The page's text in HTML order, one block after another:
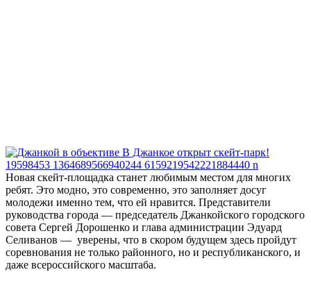
Новая скейт-площадка станет любимым местом для многих
ребят. Это модно, это современно, это заполняет досуг
молодежи именно тем, что ей нравится. Представители
руководства города — председатель Джанкойского городского
совета Сергей Дорошенко и глава администрации Эдуард
Селиванов — уверены, что в скором будущем здесь пройдут
соревнования не только районного, но и республиканского, и
даже всероссийского масштаба.